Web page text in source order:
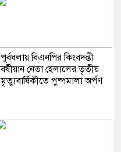
পূর্বধলায় বিএনপির কিংবদন্তী
বর্ষীয়ান নেতা হেলালের তৃতীয়
মৃত্যুবার্ষিকীতে পুষ্পমালা অর্পণ